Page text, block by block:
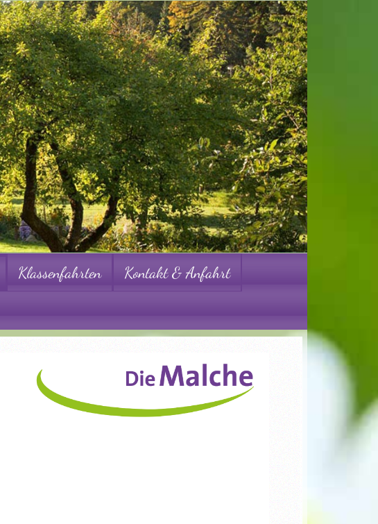
Klassenfahrten Kontakt & Anfahrt